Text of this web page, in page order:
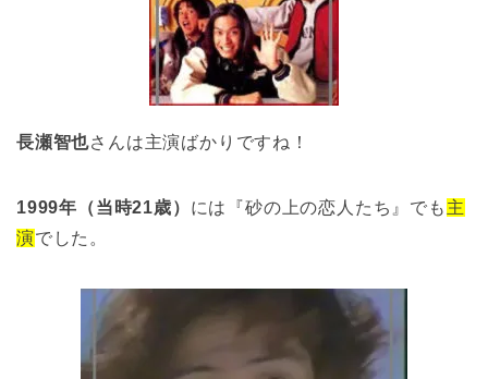
長瀬智也さんは主演ばかりですね！
1999年（当時21歳） には『砂の上の恋人たち』でも 主
演でした。